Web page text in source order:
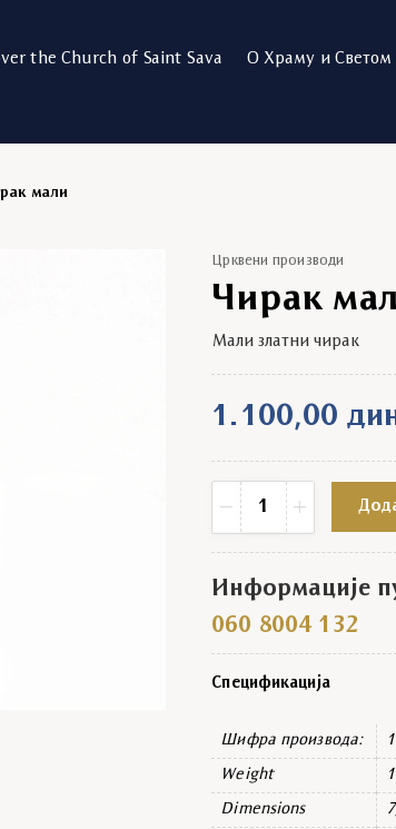
the Church of Saint Sava О Храму и Светом
мали
Црквени производи
Чирак
1.100,00
Мали златни чирак
−
Чирак мали quantity
+
Информације
060 8004 132
Спецификација
Шифра производа:
Weight
Dimensions